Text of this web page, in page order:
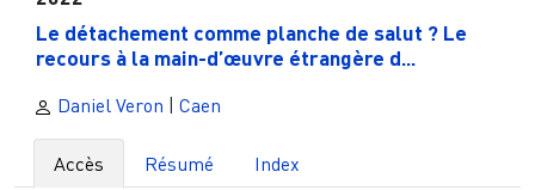
Le détachement comme planche de salut ? Le
recours à la main-d’œuvre étrangère d...
Daniel Veron | Caen
Accès Résumé Index